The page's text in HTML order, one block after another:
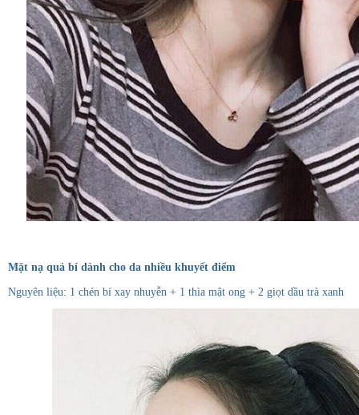
Mặt nạ quả bí dành cho da nhiều khuyết điểm
Nguyên liệu: 1 chén bí xay nhuyễn + 1 thìa mật ong + 2 giọt dầu trà xanh